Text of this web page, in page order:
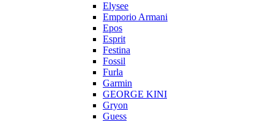
Elysee
Emporio Armani
Epos
Esprit
Festina
Fossil
Furla
Garmin
GEORGE KINI
Gryon
Guess